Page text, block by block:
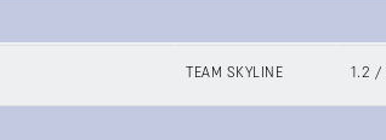
TEAM SKYLINE 1.2 /